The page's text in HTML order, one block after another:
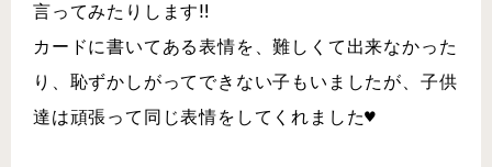
言ってみたりします‼
カードに書いてある表情を、難しくて出来なかった
り、恥ずかしがってできない子もいましたが、子供
達は頑張って同じ表情をしてくれました♥︎